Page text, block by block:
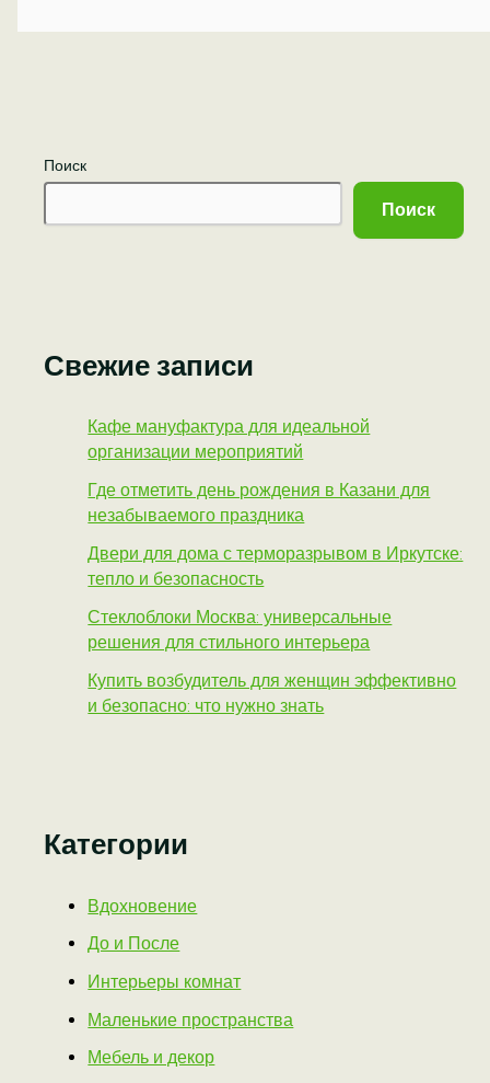
Поиск
Поиск
Свежие записи
Кафе мануфактура для идеальной
организации мероприятий
Где отметить день рождения в Казани для
незабываемого праздника
Двери для дома с терморазрывом в Иркутске:
тепло и безопасность
Стеклоблоки Москва: универсальные
решения для стильного интерьера
Купить возбудитель для женщин эффективно
и безопасно: что нужно знать
Категории
Вдохновение
До и После
Интерьеры комнат
Маленькие пространства
Мебель и декор